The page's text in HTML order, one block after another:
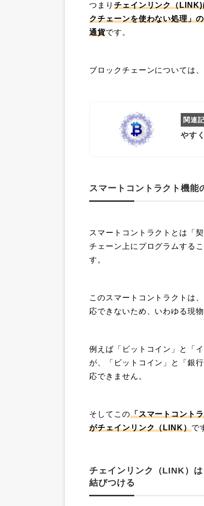
つまり チェインリンク（
クチェーンを使わない処理」
通貨です。
ブロックチェーンについては
やす
スマートコントラクト機能
スマートコントラクトとは「
チェーン上にプログラムする
す。
このスマートコントラクトは
応できないため、いわゆる現
例えば「ビットコイン」と「
が、「ビットコイン」と「銀
応できません。
そしてこの「スマートコント
がチェインリンク（LINK）で
チェインリンク（LINK）
結びつける